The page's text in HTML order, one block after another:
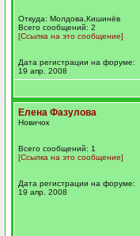
Откуда: Молдова,Кишинёв
Всего сообщений: 2
[Ссылка на это сообщение]
Дата регистрации на форуме:
19 апр. 2008
Елена Фазулова
Новичок
Всего сообщений: 1
[Ссылка на это сообщение]
Дата регистрации на форуме:
19 апр. 2008